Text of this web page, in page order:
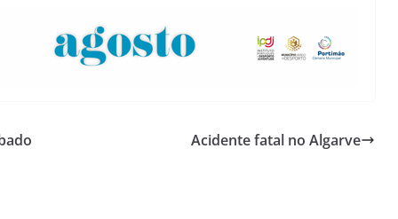
Acidente fatal no Algarve